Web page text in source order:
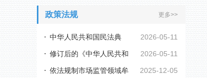
政策法规 更多>>
2026-05-11
中华人民共和国民法典
2026-05-11
修订后的《中华人民共和
国行政复议法实施... 2025-12-05
依法规制市场监管领域牟